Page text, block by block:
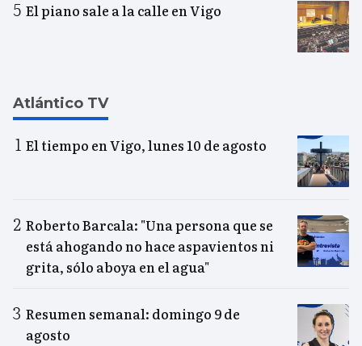
El piano sale a la calle en Vigo
Atlántico TV
El tiempo en Vigo, lunes 10 de agosto
Roberto Barcala: "Una persona que se
está ahogando no hace aspavientos ni
grita, sólo aboya en el agua"
Resumen semanal: domingo 9 de
agosto